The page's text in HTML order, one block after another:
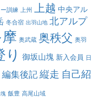
訓練 上州 上越 中央アル
冬合宿 出羽山地 北アルプ
奥武蔵 奥秩父 奥羽
御坂山塊 新入会員 日
編集後記縦走 自己紹
飯豊 高尾山域